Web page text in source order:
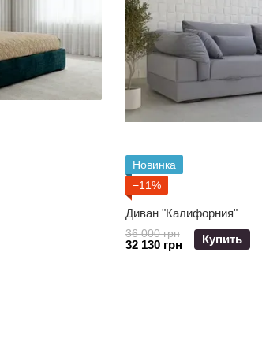
Новинка
−11%
Диван "Калифорния"
36 000 грн
32 130 грн Купить